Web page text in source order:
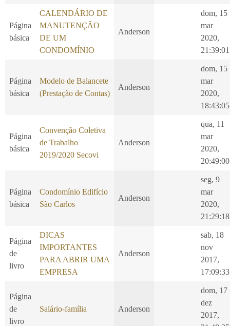
Página
básica
CALENDÁRIO DE
MANUTENÇÃO
DE UM
CONDOMÍNIO
Anderson
dom, 15
mar
2020,
21:39:01
Página
básica
Modelo de Balancete
(Prestação de Contas)
Anderson
dom, 15
mar
2020,
18:43:05
Página
básica
Convenção Coletiva
de Trabalho
2019/2020 Secovi
Anderson
qua, 11
mar
2020,
20:49:00
Página
básica
Condomínio Edifício
São Carlos
Anderson
seg, 9
mar
2020,
21:29:18
Página
de
livro
DICAS
IMPORTANTES
PARA ABRIR UMA
EMPRESA
Anderson
sab, 18
nov
2017,
17:09:33
Página
de
livro
Salário-família Anderson
dom, 17
dez
2017,